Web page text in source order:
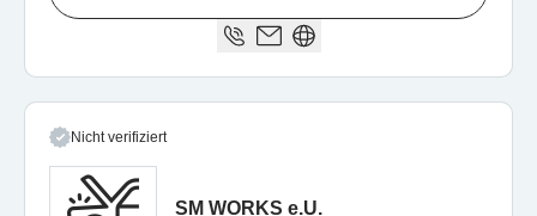
Nicht verifiziert
SM WORKS e.U.